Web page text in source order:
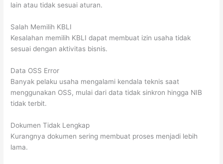
lain atau tidak sesuai aturan.
Salah Memilih KBLI
Kesalahan memilih KBLI dapat membuat izin usaha tidak
sesuai dengan aktivitas bisnis.
Data OSS Error
Banyak pelaku usaha mengalami kendala teknis saat
menggunakan OSS, mulai dari data tidak sinkron hingga NIB
tidak terbit.
Dokumen Tidak Lengkap
Kurangnya dokumen sering membuat proses menjadi lebih
lama.